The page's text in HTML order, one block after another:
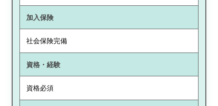
加入保険
社会保険完備
資格・経験
資格必須